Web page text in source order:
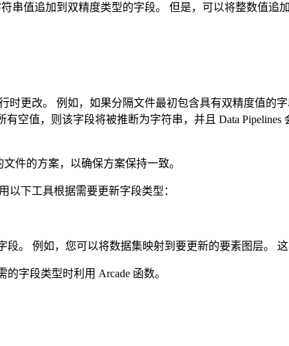
值追加到双精度类型的字段。 但是，可以将整数值追
更改。 例如，如果分隔文件最初包含具有双精度值的
空值，则该字段将被推断为字符串，并且 Data
件的方案，以确保方案保持一致。
以下工具根据需要更新字段类型：
。 例如，您可以将数据集映射到要更新的要素图层。 这
字段类型时利用 Arcade 函数。